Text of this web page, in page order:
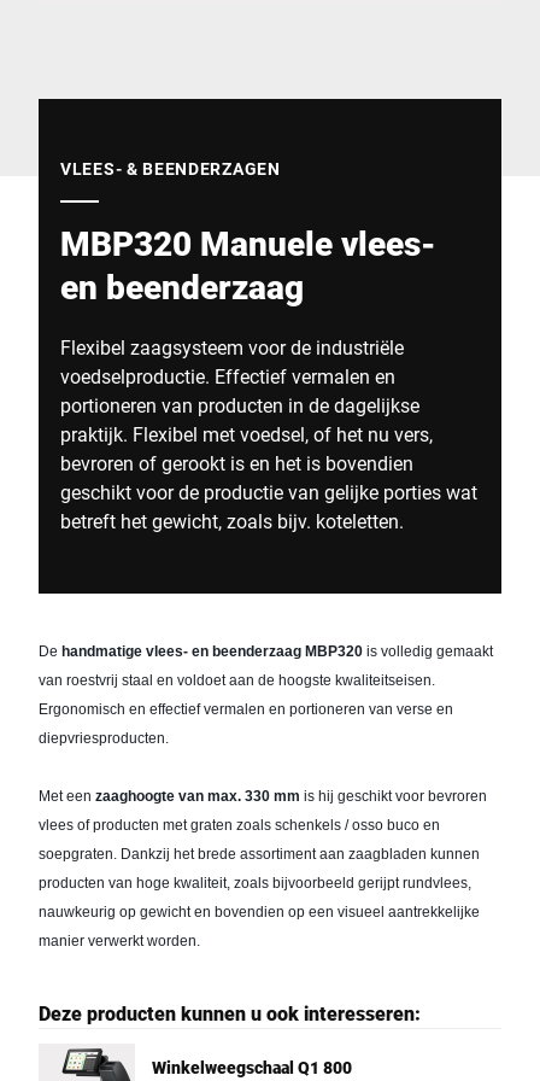
VLEES- & BEENDERZAGEN
MBP320 Manuele vlees-
en beenderzaag
Flexibel zaagsysteem voor de industriële
voedselproductie. Effectief vermalen en
portioneren van producten in de dagelijkse
praktijk. Flexibel met voedsel, of het nu vers,
bevroren of gerookt is en het is bovendien
geschikt voor de productie van gelijke porties wat
betreft het gewicht, zoals bijv. koteletten.
De handmatige vlees- en beenderzaag MBP320 is volledig gemaakt
van roestvrij staal en voldoet aan de hoogste kwaliteitseisen.
Ergonomisch en effectief vermalen en portioneren van verse en
diepvriesproducten.
Met een zaaghoogte van max. 330 mm is hij geschikt voor bevroren
vlees of producten met graten zoals schenkels / osso buco en
soepgraten. Dankzij het brede assortiment aan zaagbladen kunnen
producten van hoge kwaliteit, zoals bijvoorbeeld gerijpt rundvlees,
nauwkeurig op gewicht en bovendien op een visueel aantrekkelijke
manier verwerkt worden.
Deze producten kunnen u ook interesseren:
Winkelweegschaal Q1 800